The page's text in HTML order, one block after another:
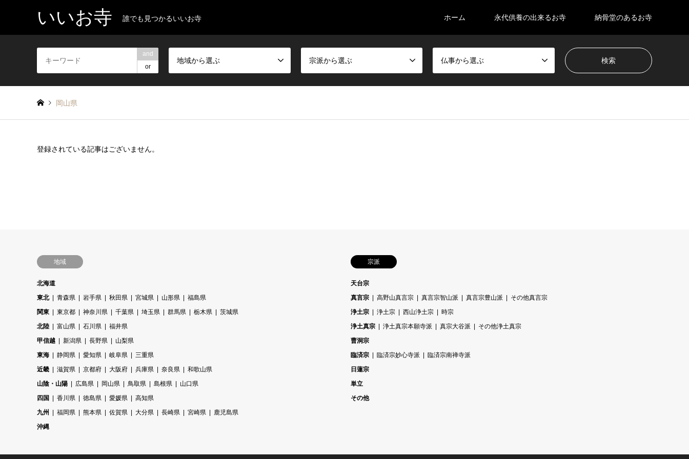
いいお寺 誰でも見つかるいいお寺 ホーム 永代供養の出来るお寺 納骨堂のあるお寺
and
or
地域から選ぶ 宗派から選ぶ 仏事から選ぶ
岡山県
登録されている記事はございません。
地域
北海道
東北
青森県 岩手県 秋田県 宮城県 山形県
福島県
関東
東京都 神奈川県 千葉県 埼玉県 群馬県 栃木県
茨城県
北陸
富山県 石川県
福井県
甲信越
新潟県 長野県
山梨県
東海
静岡県 愛知県 岐阜県
三重県
近畿
滋賀県 京都府 大阪府 兵庫県 奈良県
和歌山県
山陰・山陽
広島県 岡山県 鳥取県 島根県
山口県
四国
香川県 徳島県 愛媛県
高知県
九州
福岡県 熊本県 佐賀県 大分県 長崎県 宮崎県
鹿児島県
沖縄
宗派
天台宗
真言宗
高野山真言宗 真言宗智山派 真言宗豊山派
その他真言宗
浄土宗
浄土宗 西山浄土宗
時宗
浄土真宗
浄土真宗本願寺派 真宗大谷派
その他浄土真宗
曹洞宗
臨済宗
臨済宗妙心寺派
臨済宗南禅寺派
日蓮宗
単立
その他